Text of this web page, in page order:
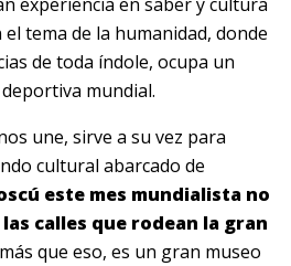
tema de la humanidad, donde
de toda índole, ocupa un
mundial.
une, sirve a su vez para
cultural abarcado de
este mes mundialista no
calles que rodean la gran
que eso, es un gran museo